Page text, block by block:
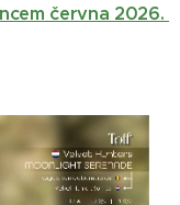
června 2026.